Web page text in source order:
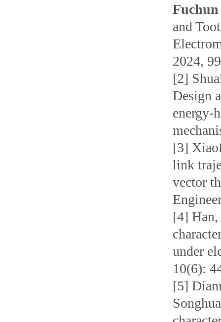
Fuchun
and
2024,
[2]
Design
energy-
[3]
link
vector
[4]
under
10(6):
[5]